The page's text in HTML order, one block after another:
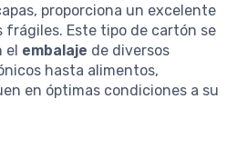
proporciona un excelente
frágiles. Este tipo de cartón se
el embalaje de diversos
hasta alimentos,
en óptimas condiciones a su